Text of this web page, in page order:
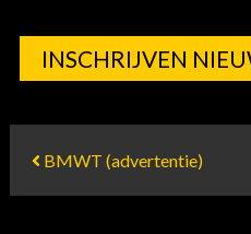
INSCHRIJVEN
BMWT (advertentie)